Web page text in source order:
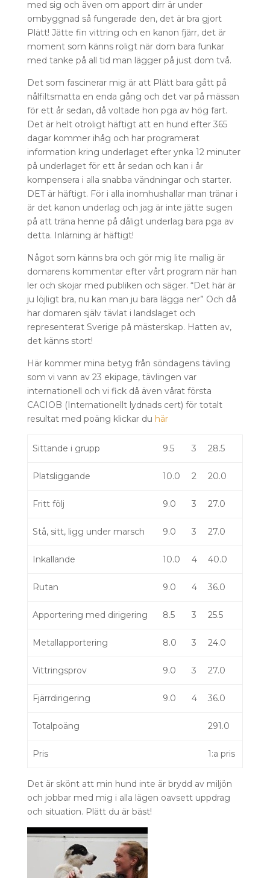
med sig och även om apport dirr är under
ombyggnad så fungerade den, det är bra gjort
Plätt! Jätte fin vittring och en kanon fjärr, det är
moment som känns roligt när dom bara funkar
med tanke på all tid man lägger på just dom två.
Det som fascinerar mig är att Plätt bara gått på
nålfiltsmatta en enda gång och det var på mässan
för ett år sedan, då voltade hon pga av hög fart.
Det är helt otroligt häftigt att en hund efter 365
dagar kommer ihåg och har programerat
information kring underlaget efter ynka 12 minuter
på underlaget för ett år sedan och kan i år
kompensera i alla snabba vändningar och starter.
DET är häftigt. För i alla inomhushallar man tränar i
är det kanon underlag och jag är inte jätte sugen
på att träna henne på dåligt underlag bara pga av
detta. Inlärning är häftigt!
Något som känns bra och gör mig lite mallig är
domarens kommentar efter vårt program när han
ler och skojar med publiken och säger. “Det här är
ju löjligt bra, nu kan man ju bara lägga ner” Och då
har domaren själv tävlat i landslaget och
representerat Sverige på mästerskap. Hatten av,
det känns stort!
Här kommer mina betyg från söndagens tävling
som vi vann av 23 ekipage, tävlingen var
internationell och vi fick då även vårat första
CACIOB (Internationellt lydnads cert) för totalt
resultat med poäng klickar du här
Sittande i grupp 9.5 3 28.5
Platsliggande 10.0 2 20.0
Fritt följ 9.0 3 27.0
Stå, sitt, ligg under marsch 9.0 3 27.0
Inkallande 10.0 4 40.0
Rutan 9.0 4 36.0
Apportering med dirigering 8.5 3 25.5
Metallapportering 8.0 3 24.0
Vittringsprov 9.0 3 27.0
Fjärrdirigering 9.0 4 36.0
Totalpoäng 291.0
Pris 1:a pris
Det är skönt att min hund inte är brydd av miljön
och jobbar med mig i alla lägen oavsett uppdrag
och situation. Plätt du är bäst!